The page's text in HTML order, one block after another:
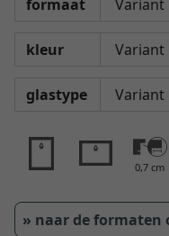
formaat
kleur
glastype
0,7 cm
» naar de formaten